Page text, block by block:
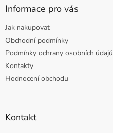
Informace pro vás
Jak nakupovat
Obchodní podmínky
Podmínky ochrany osobních údajů
Kontakty
Hodnocení obchodu
Kontakt